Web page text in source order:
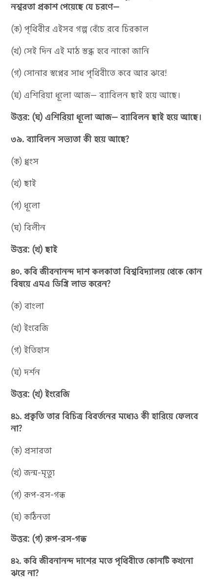
নশ্বরতা প্রকাশ পেয়েছে যে চরণে—
(ক) পৃথিবীর এইসব গল্প বেঁচে রবে চিরকাল
(খ) সেই দিন এই মাঠ স্তব্ধ হবে নাকো জানি
(গ) সোনার স্বপ্নের সাধ পৃথিবীতে কবে আর ঝরে!
(ঘ) এশিরিয়া ধূলো আজ— ব্যাবিলন ছাই হয়ে আছে।
উত্তর: (ঘ) এশিরিয়া ধূলো আজ— ব্যাবিলন ছাই হয়ে আছে।
৩৯. ব্যাবিলন সভ্যতা কী হয়ে আছে?
(ক) ধ্বংস
(খ) ছাই
(গ) ধূলো
(ঘ) বিলীন
উত্তর: (খ) ছাই
৪০. কবি জীবনানন্দ দাশ কলকাতা বিশ্ববিদ্যালয় থেকে কোন
বিষয়ে এমএ ডিগ্রি লাভ করেন?
(ক) বাংলা
(খ) ইংরেজি
(গ) ইতিহাস
(ঘ) দর্শন
উত্তর: (খ) ইংরেজি
৪১. প্রকৃতি তার বিচিত্র বিবর্তনের মধ্যেও কী হারিয়ে ফেলবে
না?
(ক) প্রসারতা
(খ) জন্ম-মৃত্যু
(গ) রূপ-রস-গন্ধ
(ঘ) কঠিনতা
উত্তর: (গ) রূপ-রস-গন্ধ
৪২. কবি জীবনানন্দ দাশের মতে পৃথিবীতে কোনটি কখনো
ঝরে না?